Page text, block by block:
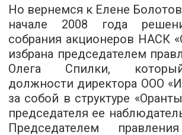
Но вернемся к Елене
начале 2008 года
собрания акционеров НАСК
избрана председателем
Олега Спилки,
должности директора ООО
за собой в структуре
председателя ее
Председателем